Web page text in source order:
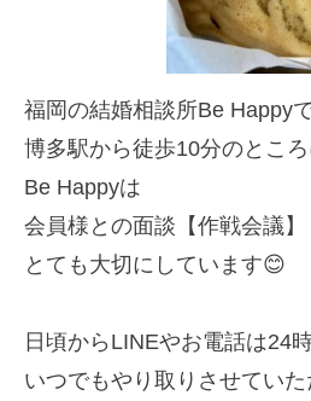
福岡の結婚相談所Be Happyで
博多駅から徒歩10分のところ
Be Happyは
会員様との面談【作戦会議】
とても大切にしています😊
日頃からLINEやお電話は24
いつでもやり取りさせていた